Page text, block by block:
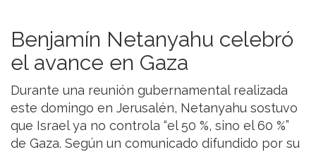
Benjamín Netanyahu celebró
el avance en Gaza
Durante una reunión gubernamental realizada
este domingo en Jerusalén, Netanyahu sostuvo
que Israel ya no controla “el 50 %, sino el 60 %”
de Gaza. Según un comunicado difundido por su